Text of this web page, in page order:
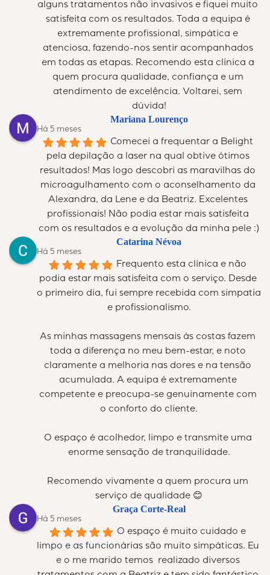
alguns tratamentos não invasivos e fiquei muito
satisfeita com os resultados. Toda a equipa é
extremamente profissional, simpática e
atenciosa, fazendo-nos sentir acompanhados
em todas as etapas. Recomendo esta clínica a
quem procura qualidade, confiança e um
atendimento de excelência. Voltarei, sem
dúvida!
Mariana Lourenço
Há 5 meses
Comecei a frequentar a Belight
pela depilação a laser na qual obtive ótimos
resultados! Mas logo descobri as maravilhas do
microagulhamento com o aconselhamento da
Alexandra, da Lene e da Beatriz. Excelentes
profissionais! Não podia estar mais satisfeita
com os resultados e a evolução da minha pele :)
Catarina Névoa
Há 5 meses
Frequento esta clínica e não
podia estar mais satisfeita com o serviço. Desde
o primeiro dia, fui sempre recebida com simpatia
e profissionalismo.
As minhas massagens mensais às costas fazem
toda a diferença no meu bem-estar, e noto
claramente a melhoria nas dores e na tensão
acumulada. A equipa é extremamente
competente e preocupa-se genuinamente com
o conforto do cliente.
O espaço é acolhedor, limpo e transmite uma
enorme sensação de tranquilidade.
Recomendo vivamente a quem procura um
serviço de qualidade 😊
Graça Corte-Real
Há 5 meses
O espaço é muito cuidado e
limpo e as funcionárias são muito simpáticas. Eu
e o me marido temos  realizado diversos